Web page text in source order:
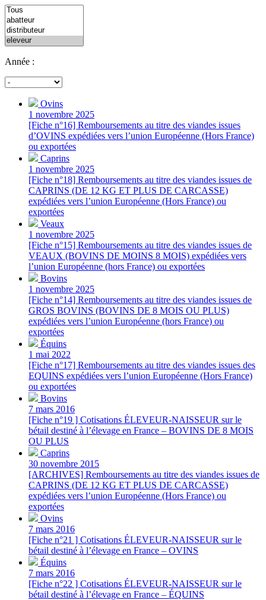
Année :
Ovins
1 novembre 2025
[Fiche n°16] Remboursements au titre des viandes issues
d’OVINS expédiées vers l’union Européenne (Hors France)
ou exportées
Caprins
1 novembre 2025
[Fiche n°18] Remboursements au titre des viandes issues de
CAPRINS (DE 12 KG ET PLUS DE CARCASSE)
expédiées vers l’union Européenne (Hors France) ou
exportées
Veaux
1 novembre 2025
[Fiche n°15] Remboursements au titre des viandes issues de
VEAUX (BOVINS DE MOINS 8 MOIS) expédiées vers
l’union Européenne (hors France) ou exportées
Bovins
1 novembre 2025
[Fiche n°14] Remboursements au titre des viandes issues de
GROS BOVINS (BOVINS DE 8 MOIS OU PLUS)
expédiées vers l’union Européenne (hors France) ou
exportées
Équins
1 mai 2022
[Fiche n°17] Remboursements au titre des viandes issues des
EQUINS expédiées vers l’union Européenne (Hors France)
ou exportées
Bovins
7 mars 2016
[Fiche n°19 ] Cotisations ÉLEVEUR-NAISSEUR sur le
bétail destiné à l’élevage en France – BOVINS DE 8 MOIS
OU PLUS
Caprins
30 novembre 2015
[ARCHIVES] Remboursements au titre des viandes issues de
CAPRINS (DE 12 KG ET PLUS DE CARCASSE)
expédiées vers l’union Européenne (Hors France) ou
exportées
Ovins
7 mars 2016
[Fiche n°21 ] Cotisations ÉLEVEUR-NAISSEUR sur le
bétail destiné à l’élevage en France – OVINS
Équins
7 mars 2016
[Fiche n°22 ] Cotisations ÉLEVEUR-NAISSEUR sur le
bétail destiné à l’élevage en France – ÉQUINS